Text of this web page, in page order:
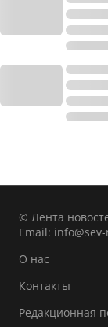
© Лента
Email:
О нас
Контакты
Редакционная